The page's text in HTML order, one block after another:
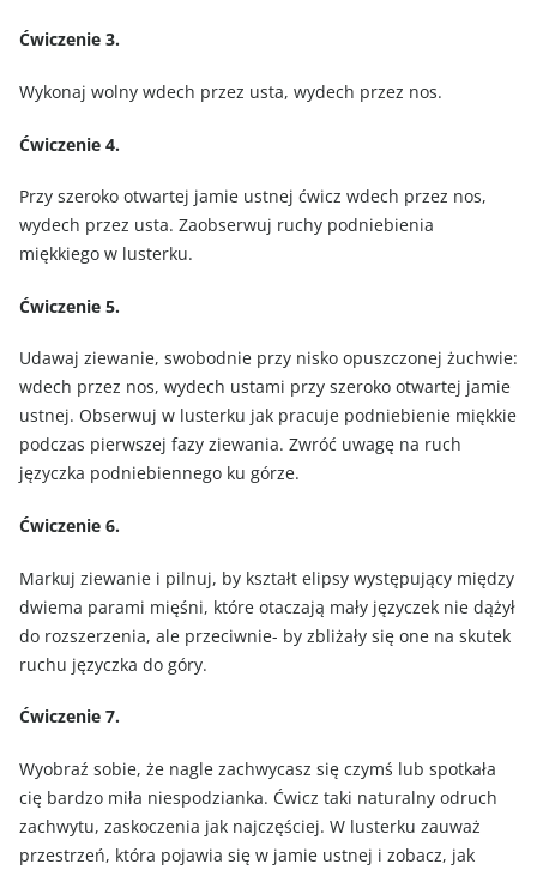
Ćwiczenie 3.
Wykonaj wolny wdech przez usta, wydech przez nos.
Ćwiczenie 4.
Przy szeroko otwartej jamie ustnej ćwicz wdech przez nos,
wydech przez usta. Zaobserwuj ruchy podniebienia
miękkiego w lusterku.
Ćwiczenie 5.
Udawaj ziewanie, swobodnie przy nisko opuszczonej żuchwie:
wdech przez nos, wydech ustami przy szeroko otwartej jamie
ustnej. Obserwuj w lusterku jak pracuje podniebienie miękkie
podczas pierwszej fazy ziewania. Zwróć uwagę na ruch
języczka podniebiennego ku górze.
Ćwiczenie 6.
Markuj ziewanie i pilnuj, by kształt elipsy występujący między
dwiema parami mięśni, które otaczają mały języczek nie dążył
do rozszerzenia, ale przeciwnie- by zbliżały się one na skutek
ruchu języczka do góry.
Ćwiczenie 7.
Wyobraź sobie, że nagle zachwycasz się czymś lub spotkała
cię bardzo miła niespodzianka. Ćwicz taki naturalny odruch
zachwytu, zaskoczenia jak najczęściej. W lusterku zauważ
przestrzeń, która pojawia się w jamie ustnej i zobacz, jak